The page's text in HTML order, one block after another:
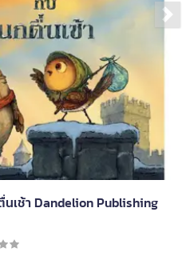
เช้า Dandelion Publishing